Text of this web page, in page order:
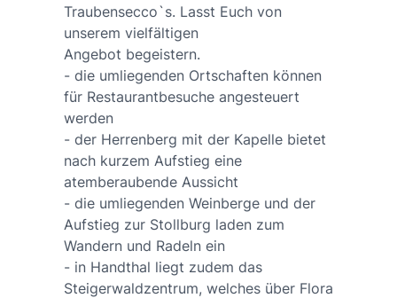
Traubensecco`s. Lasst Euch von
unserem vielfältigen
Angebot begeistern.
- die umliegenden Ortschaften können
für Restaurantbesuche angesteuert
werden
- der Herrenberg mit der Kapelle bietet
nach kurzem Aufstieg eine
atemberaubende Aussicht
- die umliegenden Weinberge und der
Aufstieg zur Stollburg laden zum
Wandern und Radeln ein
- in Handthal liegt zudem das
Steigerwaldzentrum, welches über Flora